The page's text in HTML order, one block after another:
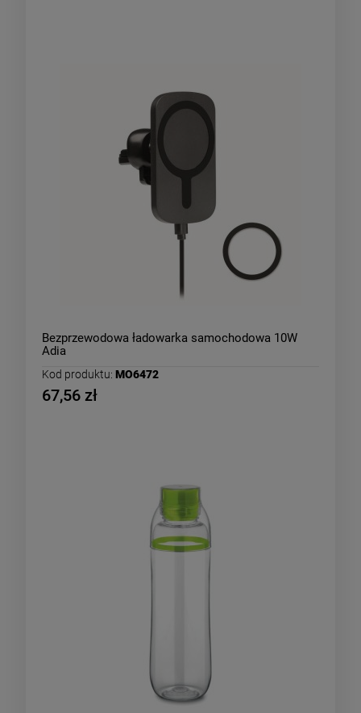
Bezprzewodowa ładowarka samochodowa 10W
Adia
Kod produktu: MO6472
67,56 zł